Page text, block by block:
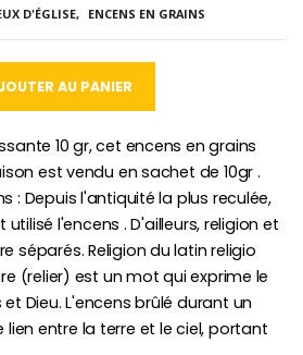
Bougie de Neuvaine Contre le Mal - Saint Michel
Lot de 20 Bougies de Neuvaine Blanches €2.50
D'ÉGLISE, ENCENS EN GRAINS
AU PANIER
10 gr, cet encens en grains
est vendu en sachet de 10gr .
: Depuis l'antiquité la plus reculée,
l'encens . D'ailleurs, religion et
séparés. Religion du latin religio
(relier) est un mot qui exprime le
Dieu. L'encens brûlé durant un
lien entre la terre et le ciel, portant